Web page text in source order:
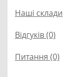
Наші склади
Відгуків (0)
Питання (0)